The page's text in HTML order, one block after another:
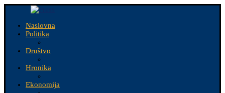
Naslovna
Politika
Društvo
Hronika
Ekonomija